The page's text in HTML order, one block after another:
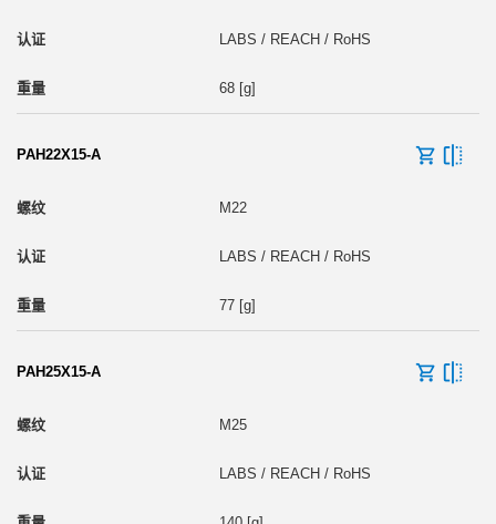
LABS / REACH / RoHS
68 [g]
PAH22X15-A
M22
LABS / REACH / RoHS
77 [g]
PAH25X15-A
M25
LABS / REACH / RoHS